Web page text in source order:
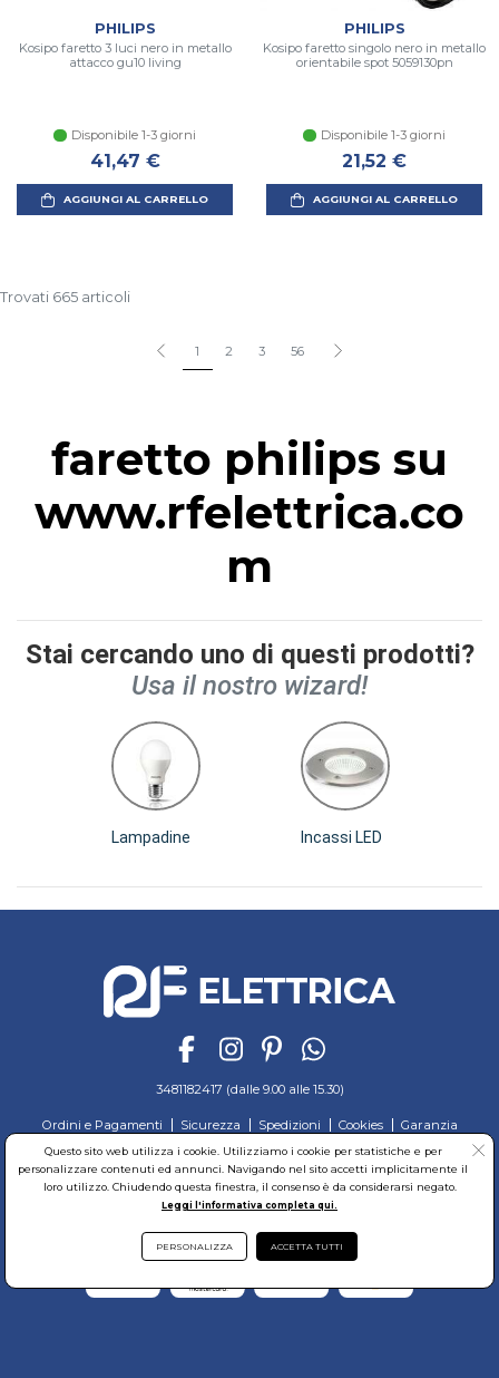
PHILIPS
Kosipo faretto 3 luci nero in metallo
attacco gu10 living
Disponibile 1-3 giorni
41,47 €
AGGIUNGI AL CARRELLO
PHILIPS
Kosipo faretto singolo nero in metallo
orientabile spot 5059130pn
Disponibile 1-3 giorni
21,52 €
AGGIUNGI AL CARRELLO
Trovati 665 articoli
1 2 3 56
faretto philips su
www.rfelettrica.co
m
Stai cercando uno di questi prodotti?
Usa il nostro wizard!
Lampadine Incassi LED
3481182417 (dalle 9.00 alle 15.30)
Ordini e Pagamenti Sicurezza Spedizioni Cookies
Garanzia
© RF Elettrica Srl - Sede Legale: Via Alcide de Gasperi, 74 - 04011 Aprilia (LT)
Partita Iva: 02435300591 - Codice Fiscale: 02435300591
Sede Operativa: Via Alcide de Gasperi, 74 - 04011 Aprilia (LT)
Questo sito web utilizza i cookie. Utilizziamo i cookie per statistiche e per
personalizzare contenuti ed annunci. Navigando nel sito accetti implicitamente il
loro utilizzo. Chiudendo questa finestra, il consenso è da considerarsi negato.
Leggi l'informativa completa qui.
PERSONALIZZA ACCETTA TUTTI